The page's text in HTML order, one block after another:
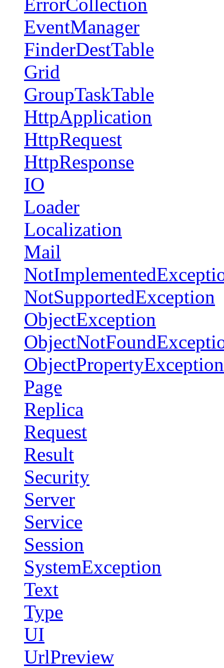
EventManager
FinderDestTable
Grid
GroupTaskTable
HttpApplication
HttpRequest
HttpResponse
IO
Loader
Localization
Mail
NotSupportedException
ObjectException
ObjectPropertyException
Page
Replica
Request
Result
Security
Server
Service
Session
SystemException
Text
Type
UI
UrlPreview